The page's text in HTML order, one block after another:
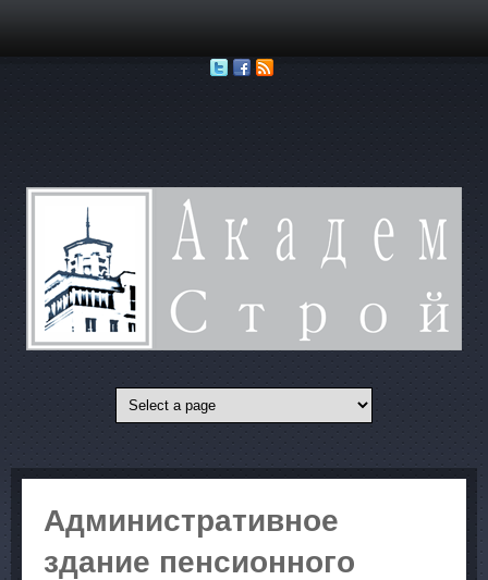
Административное
здание пенсионного